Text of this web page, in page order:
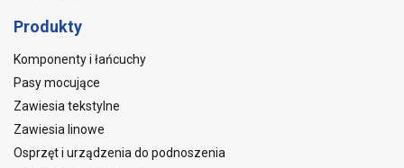
Produkty
Komponenty i łańcuchy
Pasy mocujące
Zawiesia tekstylne
Zawiesia linowe
Osprzęt i urządzenia do podnoszenia